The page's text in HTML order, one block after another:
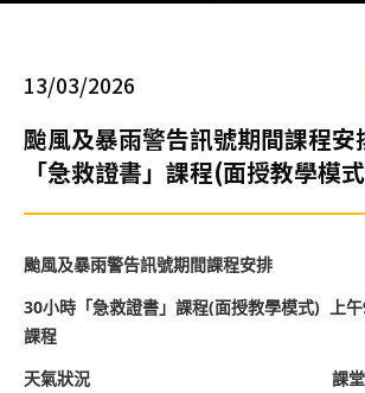
13/03/2026
颱風及暴雨警告訊號期間課程安
「急救證書」課程(面授教學模
颱風及暴雨警告訊號期間課程安排
30小時「急救證書」課程(面授教學模式) 上午
課程
天氣狀況
課